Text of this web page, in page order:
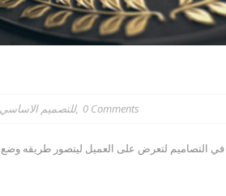
للتصميم الاساسي 0 Comments
التصاميم لتعرض على العميل ليتصور طريقه